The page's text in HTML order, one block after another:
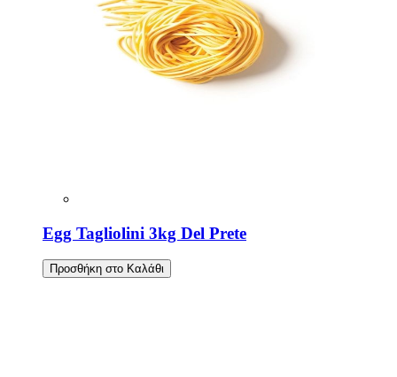
Egg Tagliolini 3kg Del Prete
Προσθήκη στο Καλάθι